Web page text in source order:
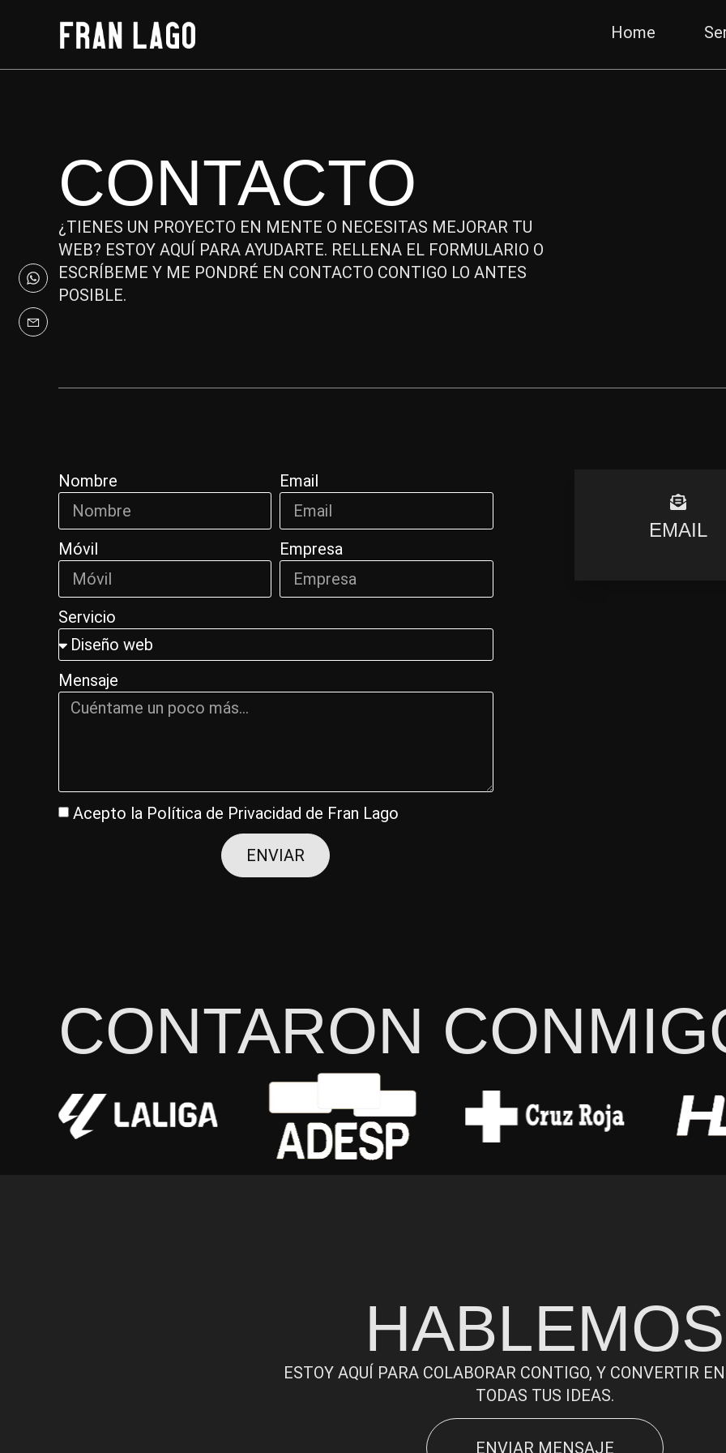
Home
CONTACTO
¿TIENES UN PROYECTO EN MENTE O NECESITAS MEJORAR TU
WEB? ESTOY AQUÍ PARA AYUDARTE. RELLENA EL FORMULARIO O
ESCRÍBEME Y ME PONDRÉ EN CONTACTO CONTIGO LO ANTES
POSIBLE.
Nombre Email
Móvil Empresa
Servicio
Mensaje
Acepto la Política de Privacidad de Fran Lago
ENVIAR
EMAIL
CONTARON
HABLEMOS
ESTOY AQUÍ PARA COLABORAR CONTIGO, Y CONVERTIR
TODAS TUS IDEAS.
ENVIAR MENSAJE